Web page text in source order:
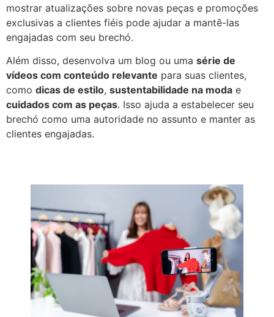
mostrar atualizações sobre novas peças e promoções
exclusivas a clientes fiéis pode ajudar a mantê-las
engajadas com seu brechó.
Além disso, desenvolva um blog ou uma série de
vídeos com conteúdo relevante para suas clientes,
como dicas de estilo, sustentabilidade na moda e
cuidados com as peças. Isso ajuda a estabelecer seu
brechó como uma autoridade no assunto e manter as
clientes engajadas.